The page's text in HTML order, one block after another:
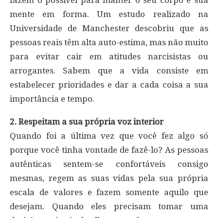
mente em forma. Um estudo realizado na
Universidade de Manchester descobriu que as
pessoas reais têm alta auto-estima, mas não muito
para evitar cair em atitudes narcisistas ou
arrogantes. Sabem que a vida consiste em
estabelecer prioridades e dar a cada coisa a sua
importância e tempo.
2. Respeitam a sua própria voz interior
Quando foi a última vez que você fez algo só
porque você tinha vontade de fazê-lo? As pessoas
autênticas sentem-se confortáveis consigo
mesmas, regem as suas vidas pela sua própria
escala de valores e fazem somente aquilo que
desejam. Quando eles precisam tomar uma